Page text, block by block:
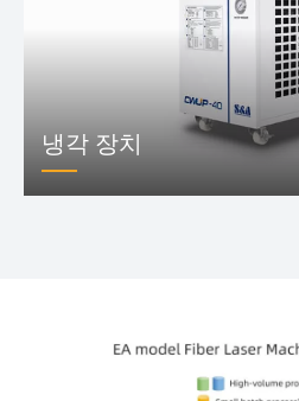
냉각 장치